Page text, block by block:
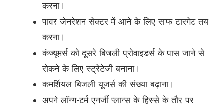
करना।
पावर जेनरेशन सेक्टर में आने के लिए साफ टारगेट तय
करना।
कंज्यूमर्स को दूसरे बिजली प्रोवाइडर्स के पास जाने से
रोकने के लिए स्ट्रेटेजी बनाना।
कमर्शियल बिजली यूजर्स की संख्या बढ़ाना।
अपने लॉन्ग-टर्म एनर्जी प्लान्स के हिस्से के तौर पर